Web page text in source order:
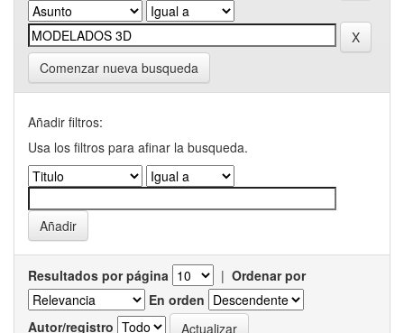
Comenzar nueva busqueda
Añadir filtros:
Usa los filtros para afinar la busqueda.
Resultados por página | Ordenar por
En orden
Autor/registro